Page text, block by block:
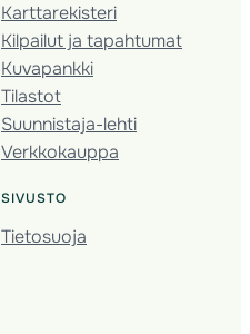
Karttarekisteri
Kilpailut ja tapahtumat
Kuvapankki
Tilastot
Suunnistaja-lehti
Verkkokauppa
SIVUSTO
Tietosuoja